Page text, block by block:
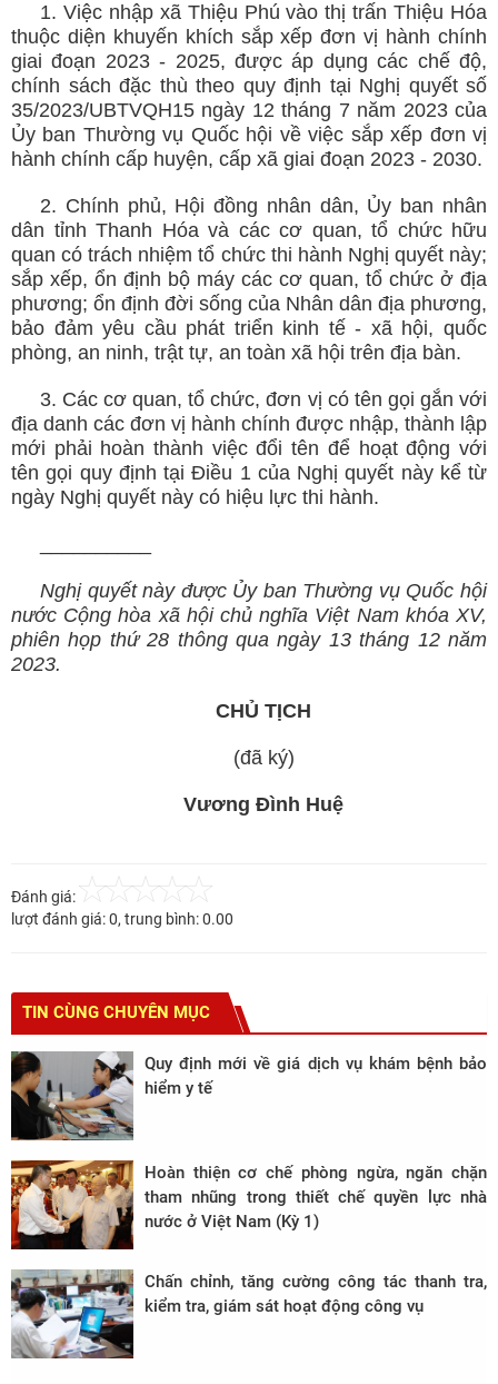
1. Việc nhập xã Thiệu Phú vào thị trấn Thiệu Hóa
thuộc diện khuyến khích sắp xếp đơn vị hành chính
giai đoạn 2023 - 2025, được áp dụng các chế độ,
chính sách đặc thù theo quy định tại Nghị quyết số
35/2023/UBTVQH15 ngày 12 tháng 7 năm 2023 của
Ủy ban Thường vụ Quốc hội về việc sắp xếp đơn vị
hành chính cấp huyện, cấp xã giai đoạn 2023 - 2030.
2. Chính phủ, Hội đồng nhân dân, Ủy ban nhân
dân tỉnh Thanh Hóa và các cơ quan, tổ chức hữu
quan có trách nhiệm tổ chức thi hành Nghị quyết này;
sắp xếp, ổn định bộ máy các cơ quan, tổ chức ở địa
phương; ổn định đời sống của Nhân dân địa phương,
bảo đảm yêu cầu phát triển kinh tế - xã hội, quốc
phòng, an ninh, trật tự, an toàn xã hội trên địa bàn.
3. Các cơ quan, tổ chức, đơn vị có tên gọi gắn với
địa danh các đơn vị hành chính được nhập, thành lập
mới phải hoàn thành việc đổi tên để hoạt động với
tên gọi quy định tại Điều 1 của Nghị quyết này kể từ
ngày Nghị quyết này có hiệu lực thi hành.
Nghị quyết này được Ủy ban Thường vụ Quốc hội
nước Cộng hòa xã hội chủ nghĩa Việt Nam khóa XV,
phiên họp thứ 28 thông qua ngày 13 tháng 12 năm
2023.
CHỦ TỊCH
(đã ký)
Vương Đình Huệ
Đánh giá:
lượt đánh giá:0, trung bình:0.00
TIN CÙNG CHUYÊN MỤC
Quy định mới về giá dịch vụ khám bệnh bảo
hiểm y tế
Hoàn thiện cơ chế phòng ngừa, ngăn chặn
tham nhũng trong thiết chế quyền lực nhà
nước ở Việt Nam (Kỳ 1)
Chấn chỉnh, tăng cường công tác thanh tra,
kiểm tra, giám sát hoạt động công vụ